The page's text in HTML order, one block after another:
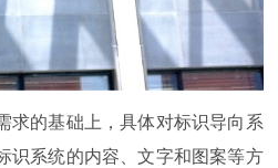
求的基础上，具体对标识导向系
识系统的内容、文字和图案等方